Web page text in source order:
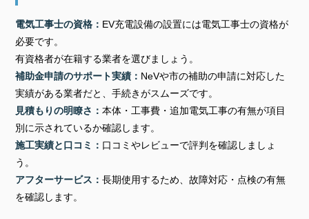
電気工事士の資格： EV充電設備の設置には電気工事士の資格が
必要です。
有資格者が在籍する業者を選びましょう。
補助金申請のサポート実績： NeVや市の補助の申請に対応した
実績がある業者だと、手続きがスムーズです。
見積もりの明瞭さ：本体・工事費・追加電気工事の有無が項目
別に示されているか確認します。
施工実績と口コミ： 口コミやレビューで評判を確認しましょ
う。
アフターサービス：長期使用するため、故障対応・点検の有無
を確認します。